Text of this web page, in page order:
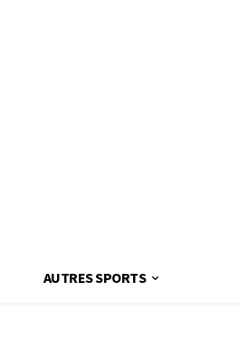
AUTRES SPORTS